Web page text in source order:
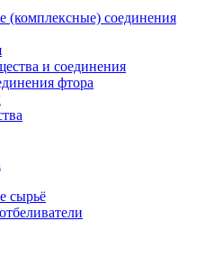
(комплексные) соединения
и соединения
фтора
сырьё